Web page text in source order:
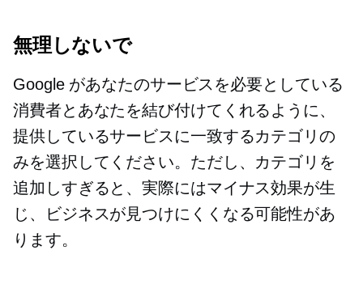
無理しないで
Google があなたのサービスを必要としている
消費者とあなたを結び付けてくれるように、
提供しているサービスに一致するカテゴリの
みを選択してください。ただし、カテゴリを
追加しすぎると、実際にはマイナス効果が生
じ、ビジネスが見つけにくくなる可能性があ
ります。